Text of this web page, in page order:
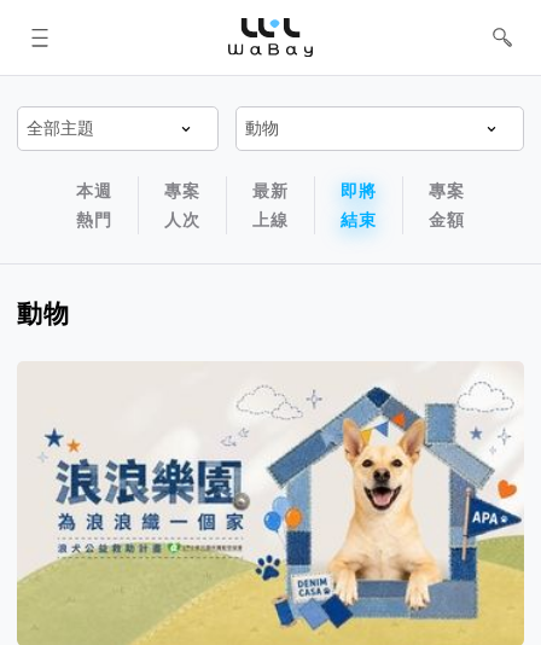
WaBay 挖貝 | 台灣最值得信賴的群眾
集資 / 群眾募資平台
專案排序以及過濾篩選器
專案排序導航欄
本週
熱門
專案
人次
最新
上線
即將
結束
專案
金額
動物